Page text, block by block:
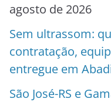
agosto de 2026
Sem ultrassom:
contratação,
entregue em
São José-RS e